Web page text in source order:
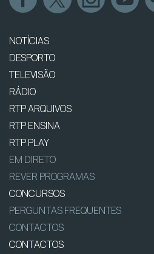
NOTÍCIAS
DESPORTO
TELEVISÃO
RÁDIO
RTP ARQUIVOS
RTP ENSINA
RTP PLAY
EM DIRETO
REVER PROGRAMAS
CONCURSOS
PERGUNTAS FREQUENTES
CONTACTOS
CONTACTOS